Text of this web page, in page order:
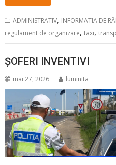
ADMINISTRATIV, INFORMATIA DE
regulament de organizare,taxi,
ȘOFERI INVENTIVI
mai 27, 2026 luminita